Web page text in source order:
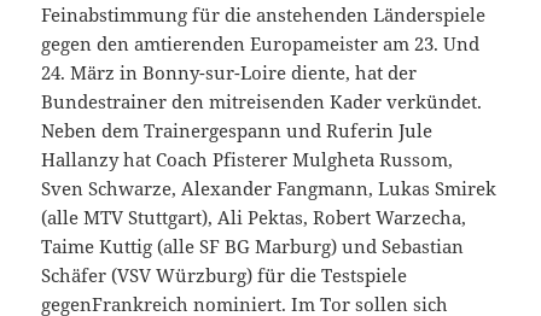
Feinabstimmung für die anstehenden Länderspiele
gegen den amtierenden Europameister am 23. Und
24. März in Bonny-sur-Loire diente, hat der
Bundestrainer den mitreisenden Kader verkündet.
Neben dem Trainergespann und Ruferin Jule
Hallanzy hat Coach Pfisterer Mulgheta Russom,
Sven Schwarze, Alexander Fangmann, Lukas Smirek
(alle MTV Stuttgart), Ali Pektas, Robert Warzecha,
Taime Kuttig (alle SF BG Marburg) und Sebastian
Schäfer (VSV Würzburg) für die Testspiele
gegenFrankreich nominiert. Im Tor sollen sich